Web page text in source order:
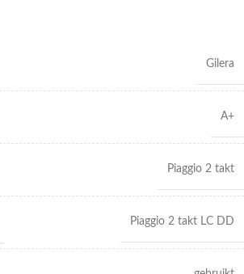
Gilera
A+
Piaggio 2 takt
Piaggio 2 takt LC DD